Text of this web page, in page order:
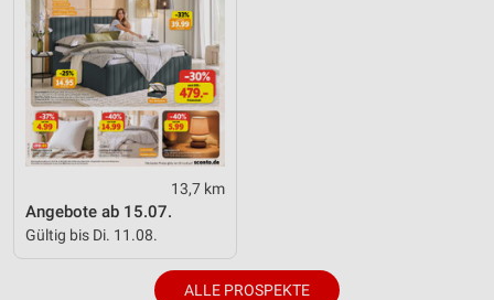
13,7 km
Angebote ab 15.07.
Gültig bis Di. 11.08.
ALLE PROSPEKTE